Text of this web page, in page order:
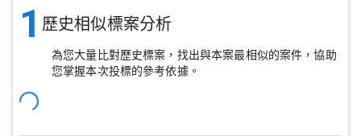
1 歷史相似標案分析
為您大量比對歷史標案，找出與本案最相似的案件，協助
您掌握本次投標的參考依據。